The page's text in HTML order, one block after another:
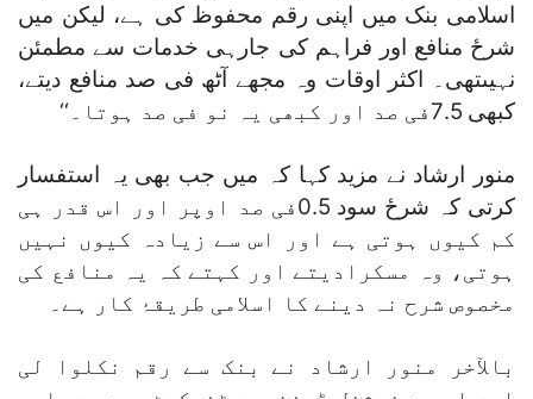
اسلامی بنک میں اپنی رقم محفوظ کی ہے، لیکن میں
شرحٔ منافع اور فراہم کی جارہی خدمات سے مطمئن
نہیںتھی۔ اکثر اوقات وہ مجھے آٹھ فی صد منافع دیتے،
کبھی 7.5فی صد اور کبھی یہ نو فی صد ہوتا۔‘‘
منور ارشاد نے مزید کہا کہ میں جب بھی یہ استفسار
کرتی کہ شرحٔ سود 0.5فی صد اوپر اور اس قدر ہی
کم کیوں ہوتی ہے اور اس سے زیادہ کیوں نہیں
ہوتی، وہ مسکرادیتے اور کہتے کہ یہ منافع کی
مخصوص شرح نہ دینے کا اسلامی طریقۂ کار ہے۔
بالآخر منور ارشاد نے بنک سے رقم نکلوا لی